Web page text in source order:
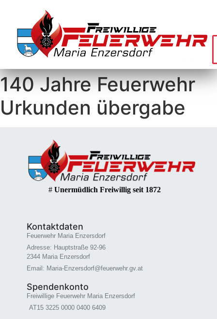
140 Jahre Feuerwehr
Urkunden übergabe
# Unermüdlich Freiwillig seit 1872
Kontaktdaten
Feuerwehr Maria Enzersdorf
Adresse: Hauptstraße 92-96
2344 Maria Enzersdorf
Email: Maria-Enzersdorf@feuerwehr.gv.at
Spendenkonto
Freiwillige Feuerwehr Maria Enzersdorf
AT15 3225 0000 0400 6409